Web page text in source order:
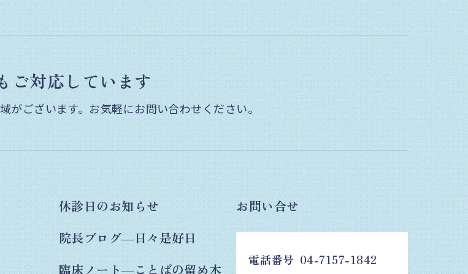
ご対応しています
がございます。 お気軽にお問い合わせください。
休診日のお知らせ
院長ブログ―日々是好日
臨床ノート―ことばの留め木
お問い合せ
電話番号 04-7157-1842